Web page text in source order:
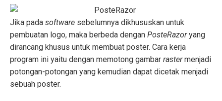
Jika pada software sebelumnya dikhususkan untuk
pembuatan logo, maka berbeda dengan PosteRazoryang
dirancang khusus untuk membuat poster. Cara kerja
program ini yaitu dengan memotong gambar rastermenjadi
potongan-potongan yang kemudian dapat dicetak menjadi
sebuah poster.